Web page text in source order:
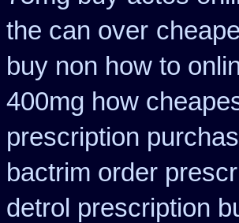
the can over
buy non how to
400mg how
prescription
bactrim order
detrol prescription